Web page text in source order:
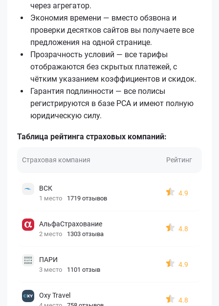
через агрегатор.
Экономия времени — вместо обзвона и
проверки десятков сайтов вы получаете все
предложения на одной странице.
Прозрачность условий — все тарифы
отображаются без скрытых платежей, с
чётким указанием коэффициентов и скидок.
Гарантия подлинности — все полисы
регистрируются в базе РСА и имеют полную
юридическую силу.
Таблица рейтинга страховых компаний:
Страховая компания Рейтинг
ВСК
1 место 1719 отзывов
4.9
АльфаСтрахование
2 место 1303 отзыва
4.8
ПАРИ
3 место 1101 отзыв
4.9
Oxy Travel
4.8